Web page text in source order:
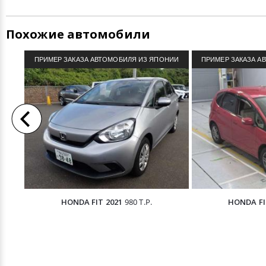
Похожие автомобили
ПРИМЕР ЗАКАЗА АВТОМОБИЛЯ ИЗ ЯПОНИИ
HONDA FIT 2021 980 Т.Р.
ПРИМЕР ЗАКАЗА
HONDA